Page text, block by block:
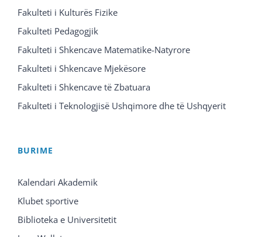
Fakulteti i Kulturës Fizike
Fakulteti Pedagogjik
Fakulteti i Shkencave Matematike-Natyrore
Fakulteti i Shkencave Mjekësore
Fakulteti i Shkencave të Zbatuara
Fakulteti i Teknologjisë Ushqimore dhe të Ushqyerit
BURIME
Kalendari Akademik
Klubet sportive
Biblioteka e Universitetit